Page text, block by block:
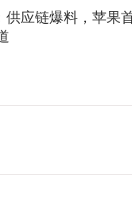
供应链爆料，苹果